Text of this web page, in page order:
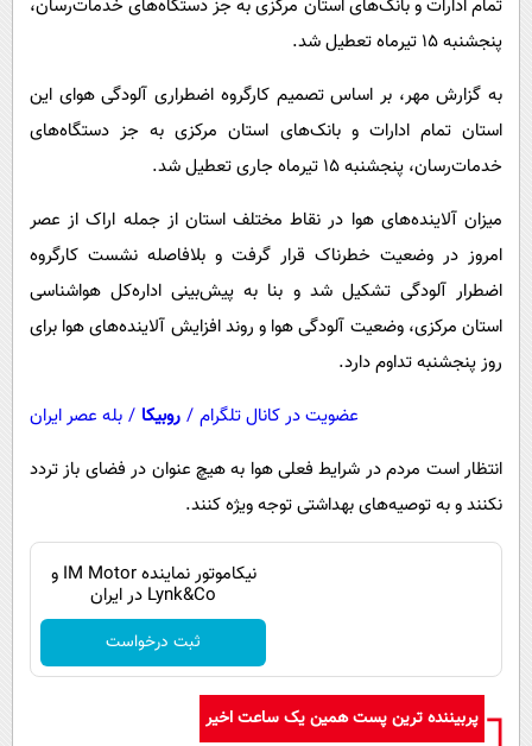
سرگرمی
گوناگون
حوادث
سلامت
بین الملل
حیات وحش
پیامک
آشپزی
دانلود
تمام ادارات و بانک‌های استان مرکزی به جز دستگاه‌های خدمات‌رسان،
پنجشنبه ۱۵ تیرماه تعطیل شد.
به گزارش مهر، بر اساس تصمیم کارگروه اضطراری آلودگی هوای این
استان تمام ادارات و بانک‌های استان مرکزی به جز دستگاه‌های
خدمات‌رسان، پنجشنبه ۱۵ تیرماه جاری تعطیل شد.
میزان آلاینده‌های هوا در نقاط مختلف استان از جمله اراک از عصر
امروز در وضعیت خطرناک قرار گرفت و بلافاصله نشست کارگروه
اضطرار آلودگی تشکیل شد و بنا به پیش‌بینی اداره‌کل هواشناسی
استان مرکزی، وضعیت آلودگی هوا و روند افزایش آلاینده‌های هوا برای
روز پنجشنبه تداوم دارد.
عضویت در کانال تلگرام / روبیکا / بله عصر ایران
انتظار است مردم در شرایط فعلی هوا به هیچ عنوان در فضای باز تردد
نکنند و به توصیه‌های بهداشتی توجه ویژه کنند.
نیکاموتور نماینده IM Motor و
Lynk&Co در ایران
ثبت درخواست
پربیننده ترین پست همین یک ساعت اخیر